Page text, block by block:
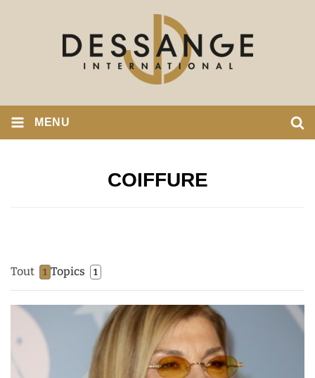
MENU
COIFFURE
Tout 1 Topics 1